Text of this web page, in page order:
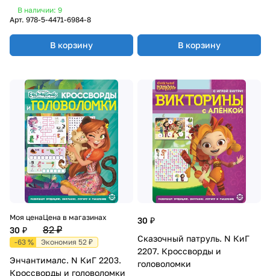
В наличии: 9
Арт. 978-5-4471-6984-8
В корзину В корзину
Моя цена
30 ₽
Цена в магазинах
82 ₽
-63 % Экономия 52 ₽
Энчантималс. N КиГ 2203.
Кроссворды и головоломки
30 ₽
Сказочный патруль. N КиГ
2207. Кроссворды и
головоломки